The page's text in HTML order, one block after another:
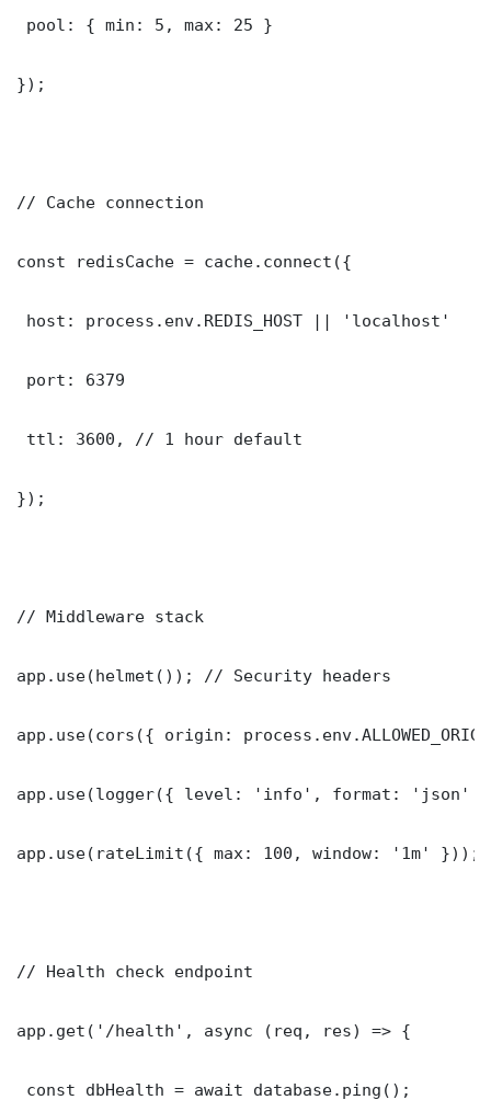
pool: { min: 5, max: 25 }
});
// Cache connection
const redisCache = cache.connect({
host: process.env.REDIS_HOST || 'localhost'
port: 6379
ttl: 3600, // 1 hour default
});
// Middleware stack
app.use(helmet()); // Security headers
app.use(cors({ origin:
app.use(logger({ level: 'info', format: 'json'
app.use(rateLimit({ max: 100, window: '1m' }));
// Health check endpoint
app.get('/health', async (req, res) => {
const dbHealth = await database.ping();